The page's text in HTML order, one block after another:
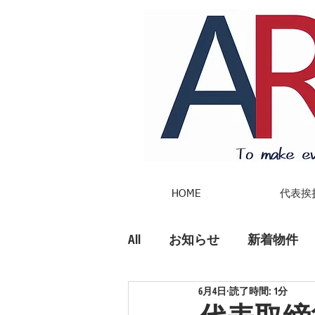
HOME 代表挨
All お知らせ 新着物件
6月4日 読了時間: 1分